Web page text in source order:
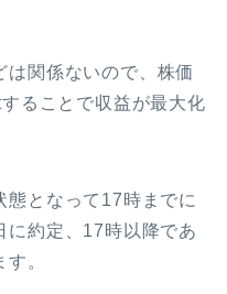
は関係ないので、株価
ることで収益が最大化
態となって17時までに
に約定、17時以降であ
。